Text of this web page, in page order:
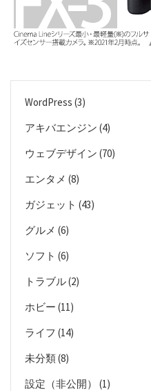
WordPress (3)
アキバエンジン (4)
ウェブデザイン (70)
エンタメ (8)
ガジェット (43)
グルメ (6)
ソフト (6)
トラブル(2)
ホビー (11)
ライフ (14)
未分類(8)
設定（非公開）
(1)